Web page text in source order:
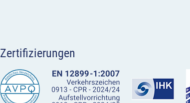
Zertifizierungen